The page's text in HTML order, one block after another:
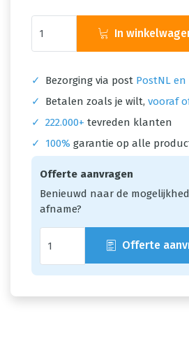
In
✓ Bezorging via post PostNL en
✓
Betalen zoals je wilt, vooraf
✓ 222.000+ tevreden klanten
✓
100% garantie op alle
Offerte aanvragen
Benieuwd naar de
afname?
Offerte